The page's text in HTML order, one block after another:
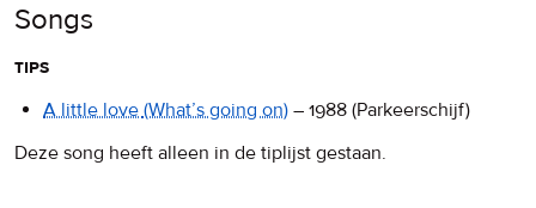
Songs
tips
A little love (What’s going on) – 1988 (Parkeerschijf)
Deze song heeft alleen in de tiplijst gestaan.